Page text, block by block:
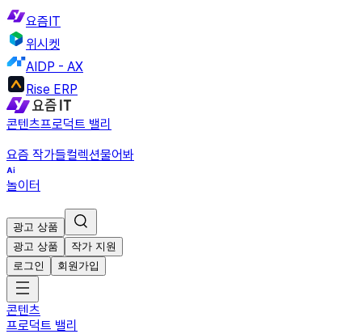
요즘IT
위시켓
AIDP - AX
Rise ERP
콘텐츠프로덕트 밸리
요즘 작가들컬렉션물어봐
놀이터
광고 상품
광고 상품
작가 지원
로그인
회원가입
콘텐츠
프로덕트 밸리